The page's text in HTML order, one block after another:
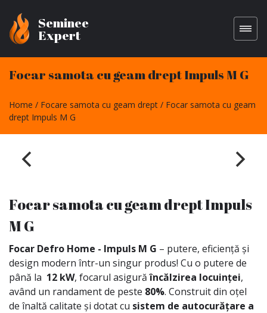
Seminee
Expert
Focar samota cu geam drept Impuls M G
Home Focare samota cu geam drept
Focar samota cu geam
drept Impuls M G
Focar samota cu geam drept Impuls
M G
Focar Defro Home - Impuls M G – putere, eficiență și
design modern într-un singur produs! Cu o putere de
până la 12 kW, focarul asigurăîncălzirea locuinței,
având un randament de peste 80%. Construit din oțel
de înaltă calitate și dotat cu sistem de autocurățare a